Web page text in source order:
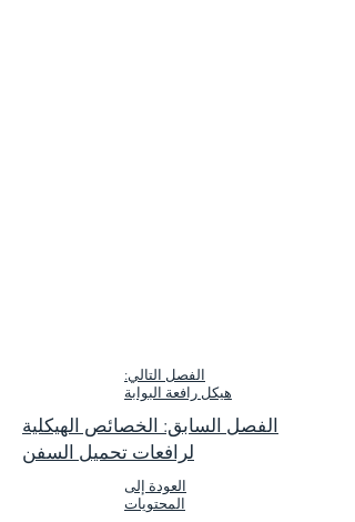
الفصل التالي:
هيكل رافعة البوابة
الفصل السابق: الخصائص الهيكلية
لرافعات تحميل السفن
العودة إلى
المحتويات